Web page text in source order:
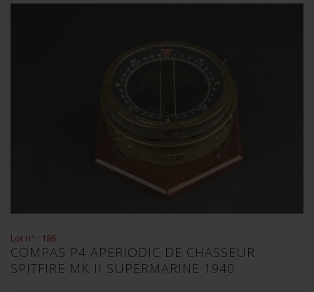
Lot n° : 186
COMPAS P4 APERIODIC DE CHASSEUR
SPITFIRE MK II SUPERMARINE 1940.